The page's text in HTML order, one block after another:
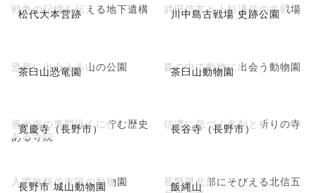
松代大本営跡
戦争の記憶を伝える地下遺構 川中島古戦場 史跡公園
武田信玄と上杉謙信の古戦場
茶臼山恐竜園
恐竜に出会える山の公園 茶臼山動物園
森の中で動物に出会う動物園
寛慶寺（長野市）
善光寺の東門近くに佇む歴史
ある寺院
長谷寺（長野市）
信濃に息づく名刹と祈りの寺
長野市 城山動物園
入園無料の市民の動物園 飯縄山
長野県北部にそびえる北信五